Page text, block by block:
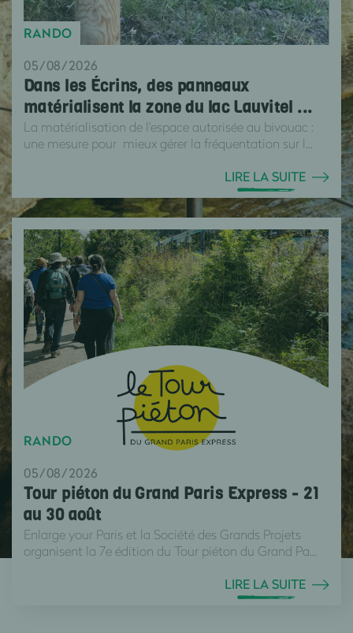
RANDO
05/08/2026
Dans les Écrins, des panneaux
matérialisent la zone du lac Lauvitel ...
La matérialisation de l'espace autorisée au bivouac :
une mesure pour mieux gérer la fréquentation sur l...
LIRE LA SUITE
RANDO
05/08/2026
Tour piéton du Grand Paris Express - 21
au 30 août
Enlarge your Paris et la Société des Grands Projets
organisent la 7e édition du Tour piéton du Grand Pa...
LIRE LA SUITE